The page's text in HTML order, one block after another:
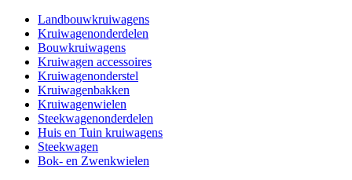
Landbouwkruiwagens
Kruiwagenonderdelen
Bouwkruiwagens
Kruiwagen accessoires
Kruiwagenonderstel
Kruiwagenbakken
Kruiwagenwielen
Steekwagenonderdelen
Huis en Tuin kruiwagens
Steekwagen
Bok- en Zwenkwielen